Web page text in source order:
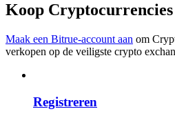
Informatie
Big data-analyse inclusief
Koop
Maak een Bitrue-account aan om
verkopen op de veiligste crypto
Registreren